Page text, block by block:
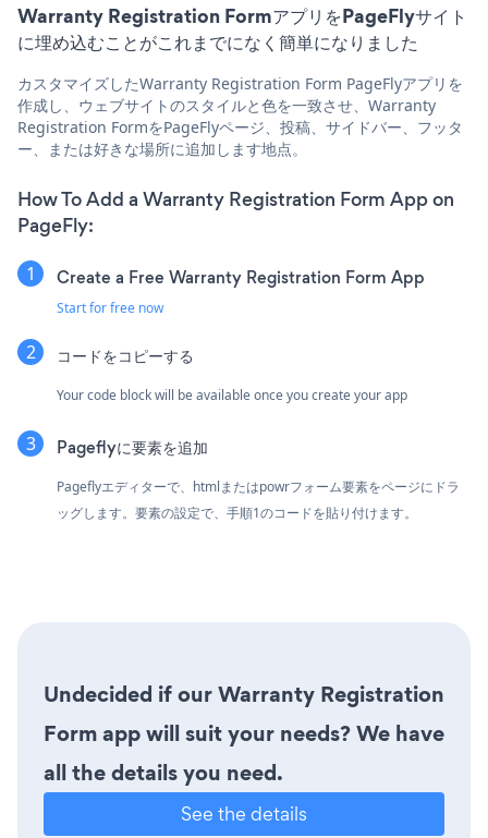
Warranty Registration FormアプリをPageFlyサイト
に埋め込むことがこれまでになく簡単になりました
カスタマイズしたWarranty Registration Form PageFlyアプリを
作成し、ウェブサイトのスタイルと色を一致させ、Warranty
Registration FormをPageFlyページ、投稿、サイドバー、フッタ
ー、または好きな場所に追加します地点。
How To Add a Warranty Registration Form App on
PageFly:
Create a Free Warranty Registration Form App
Start for free now
コードをコピーする
Your code block will be available once you create your app
Pageflyに要素を追加
Pageflyエディターで、htmlまたはpowrフォーム要素をページにドラ
ッグします。要素の設定で、手順1のコードを貼り付けます。
Undecided if our Warranty Registration
Form app will suit your needs? We have
all the details you need.
See the details